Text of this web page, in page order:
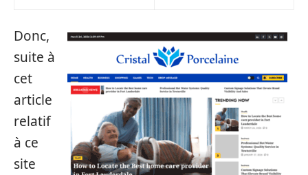
Donc,
suite à
cet
article
relatif
à ce
site